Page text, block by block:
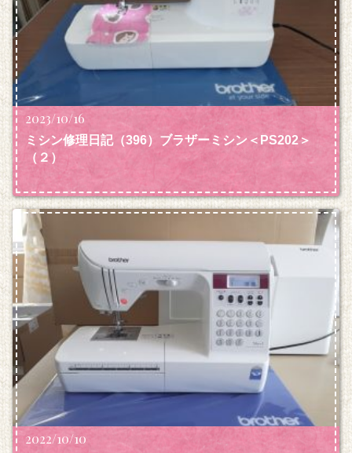
2023/10/16
ミシン修理日記（396）ブラザーミシン＜PS202＞
（２）
2022/10/10